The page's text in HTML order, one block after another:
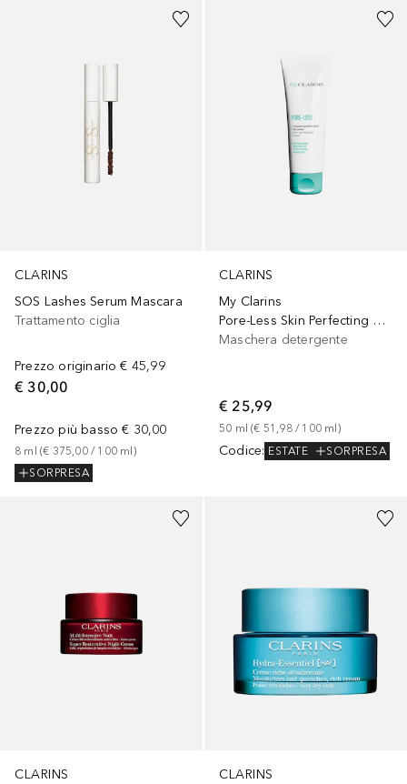
CLARINS
SOS Lashes Serum Mascara
Trattamento ciglia
Prezzo originario € 45,99
€ 30,00
Prezzo più basso € 30,00
8 ml (€ 375,00 / 100 ml )
SORPRESA
CLARINS
My Clarins
Pore-Less Skin Perfecting Mask
Maschera detergente
€ 25,99
50 ml (€ 51,98 / 100 ml )
Codice: ESTATE SORPRESA
CLARINS
CLARINS